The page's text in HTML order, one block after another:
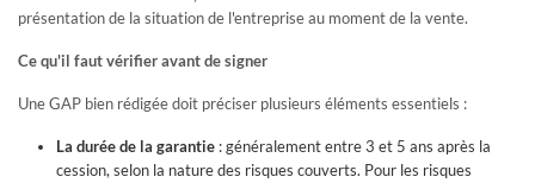
présentation de la situation de l'entreprise au moment de la vente.
Ce qu'il faut vérifier avant de signer
Une GAP bien rédigée doit préciser plusieurs éléments essentiels :
La durée de la garantie : généralement entre 3 et 5 ans après la
cession, selon la nature des risques couverts. Pour les risques